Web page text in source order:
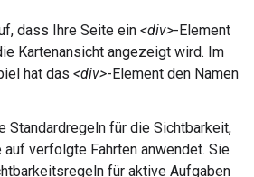
dass Ihre Seite ein <div>-Element
Kartenansicht angezeigt wird. Im
hat das <div>-Element den Namen
Standardregeln für die Sichtbarkeit,
auf verfolgte Fahrten anwendet. Sie
für aktive Aufgaben